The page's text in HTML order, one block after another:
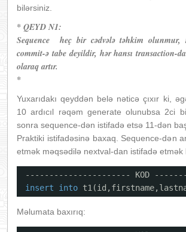
bilərsiniz.
* QEYD N1:
Sequence heç bir cədvələ təhkim olunmur,
commit-ə tabe deyildir, hər hansı transaction-
olaraq artır.
*
Yuxarıdakı qeyddən belə nəticə çıxır ki,
10 ardıcıl rəqəm generate olunubsa 2ci
sonra sequence-dən istifadə etsə 11-dən
Praktiki istifadəsinə baxaq. Sequence-dən
etmək məqsədilə nextval-dan istifadə etmək
---------------------- KOD
insert
into
Məlumata baxırıq: